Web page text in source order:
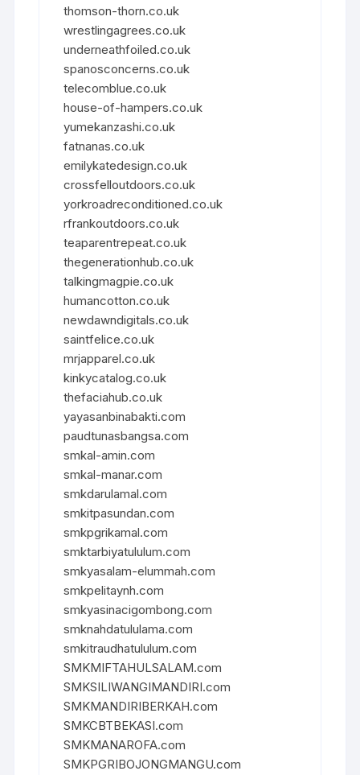
thomson-thorn.co.uk
wrestlingagrees.co.uk
underneathfoiled.co.uk
spanosconcerns.co.uk
telecomblue.co.uk
house-of-hampers.co.uk
yumekanzashi.co.uk
fatnanas.co.uk
emilykatedesign.co.uk
crossfelloutdoors.co.uk
yorkroadreconditioned.co.uk
rfrankoutdoors.co.uk
teaparentrepeat.co.uk
thegenerationhub.co.uk
talkingmagpie.co.uk
humancotton.co.uk
newdawndigitals.co.uk
saintfelice.co.uk
mrjapparel.co.uk
kinkycatalog.co.uk
thefaciahub.co.uk
yayasanbinabakti.com
paudtunasbangsa.com
smkal-amin.com
smkal-manar.com
smkdarulamal.com
smkitpasundan.com
smkpgrikamal.com
smktarbiyatululum.com
smkyasalam-elummah.com
smkpelitaynh.com
smkyasinacigombong.com
smknahdatululama.com
smkitraudhatululum.com
SMKMIFTAHULSALAM.com
SMKSILIWANGIMANDIRI.com
SMKMANDIRIBERKAH.com
SMKCBTBEKASI.com
SMKMANAROFA.com
SMKPGRIBOJONGMANGU.com